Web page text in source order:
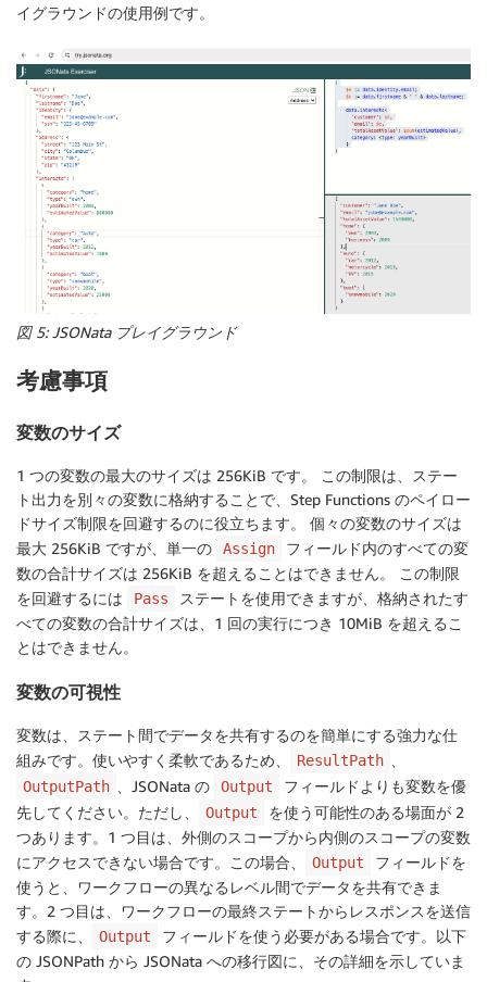
イグラウンドの使用例です。
図 5: JSONata プレイグラウンド
考慮事項
変数のサイズ
1 つの変数の最大のサイズは 256KiB です。 この制限は、ステー
ト出力を別々の変数に格納することで、Step Functions のペイロー
ドサイズ制限を回避するのに役立ちます。 個々の変数のサイズは
最大 256KiB ですが、単一の
Assign
フィールド内のすべての変
数の合計サイズは 256KiB を超えることはできません。 この制限
を回避するには
Pass
ステートを使用できますが、格納されたす
べての変数の合計サイズは、1 回の実行につき 10MiB を超えるこ
とはできません。
変数の可視性
変数は、ステート間でデータを共有するのを簡単にする強力な仕
組みです。使いやすく柔軟であるため、
ResultPath
OutputPath 、JSONata の Output
フィールドよりも変数を優
先してください。ただし、
Output
を使う可能性のある場面が 2
つあります。1 つ目は、外側のスコープから内側のスコープの変数
にアクセスできない場合です。この場合、
Output
フィールドを
使うと、ワークフローの異なるレベル間でデータを共有できま
す。2 つ目は、ワークフローの最終ステートからレスポンスを送信
する際に、
Output
フィールドを使う必要がある場合です。以下
の JSONPath から JSONata への移行図に、その詳細を示していま